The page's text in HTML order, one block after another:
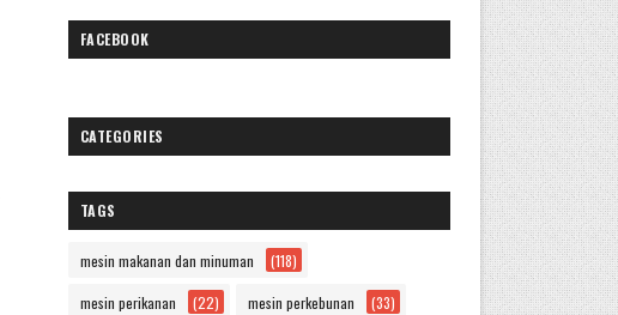
FACEBOOK
CATEGORIES
TAGS
mesin makanan dan minuman (118)
mesin perikanan (22) mesin perkebunan (33)